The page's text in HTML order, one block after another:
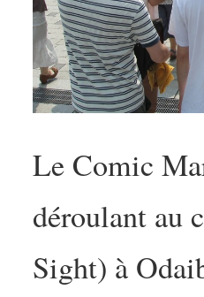
Le Comic
déroulant au
Sight) à